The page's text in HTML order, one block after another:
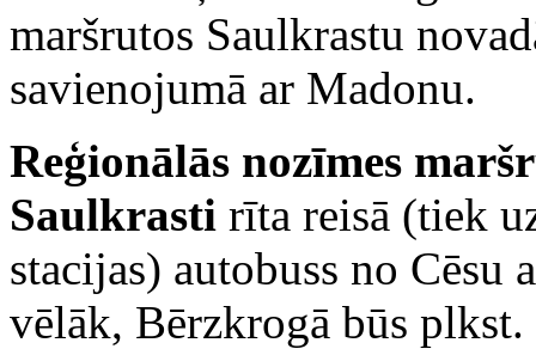
maršrutos Saulkrastu
savienojumā ar Madonu.
Reģionālās nozīmes
Saulkrasti rīta reisā (tiek
stacijas) autobuss no Cēsu
vēlāk, Bērzkrogā būs